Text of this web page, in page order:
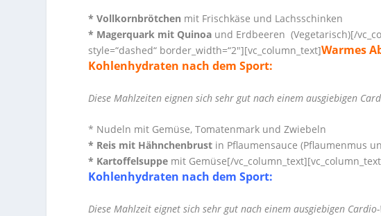
* Vollkornbrötchen mit Frischkäse und Lachsschinken
* Magerquark mit Quinoa und Erdbeeren (Vegetarisch)[/
style=“dashed“ border_width=“2″][vc_column_text]Warmes
Kohlenhydraten nach dem Sport:
Diese Mahlzeiten eignen sich sehr gut nach einem ausgiebigen
* Nudeln mit Gemüse, Tomatenmark und Zwiebeln
* Reis mit Hähnchenbrust in Pflaumensauce (Pflaumenmus
* Kartoffelsuppe mit Gemüse[/
Kohlenhydraten nach dem Sport:
Diese Mahlzeit eignet sich sehr gut nach einem ausgiebigen